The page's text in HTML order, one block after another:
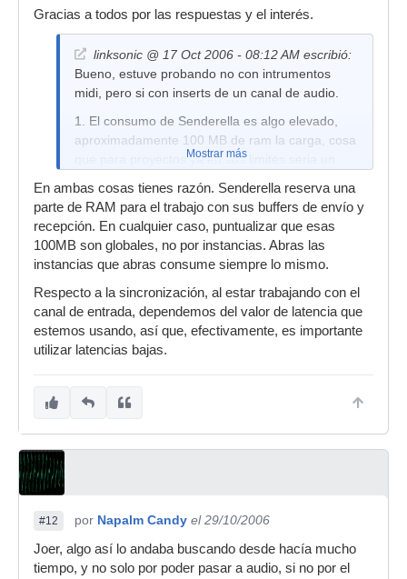
Gracias a todos por las respuestas y el interés.
linksonic @ 17 Oct 2006 - 08:12 AM escribió:
Bueno, estuve probando no con intrumentos
midi, pero si con inserts de un canal de audio.
1. El consumo de Senderella es algo elevado,
aproximadamente 100 MB de ram la carga, cosa
que para proyectos ya en sus limites seria un
2. La cosa es que para que la grabacion sea lo
mas pareja en sincronizacion, debe tener la
latencia muy baja, si no, hay que correr el audio
grabado y ubicarlo con el resto del tiempo.
Esa fue mi impresion con una pequeña prueba
que alcance a hacer.
Mostrar más
En ambas cosas tienes razón. Senderella reserva una
parte de RAM para el trabajo con sus buffers de envío y
recepción. En cualquier caso, puntualizar que esas
100MB son globales, no por instancias. Abras las
instancias que abras consume siempre lo mismo.
Respecto a la sincronización, al estar trabajando con el
canal de entrada, dependemos del valor de latencia que
estemos usando, así que, efectivamente, es importante
utilizar latencias bajas.
#12 por Napalm Candy el 29/10/2006
Joer, algo así lo andaba buscando desde hacía mucho
tiempo, y no solo por poder pasar a audio, si no por el